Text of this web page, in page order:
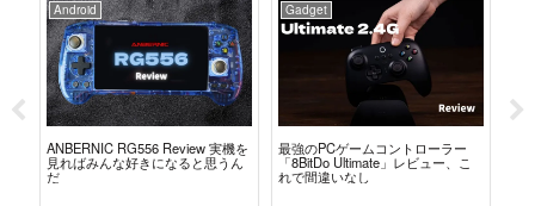
のPCゲームコントローラー
Ultimate」レビュー、こ
間違いなし
Game Device
ANBERNIC RG35XX 用 カスタム
ファームウェア「GarlicOS」導入
ガイド。
「RG505 VS
結局どっち
論を書いてお